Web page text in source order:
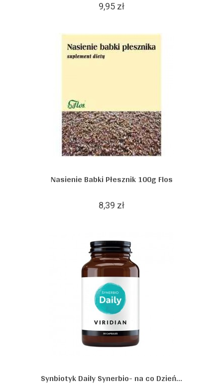
9,95 zł
Nasienie Babki Płesznik 100g Flos
8,39 zł
Synbiotyk Daily Synerbio- na co Dzień...